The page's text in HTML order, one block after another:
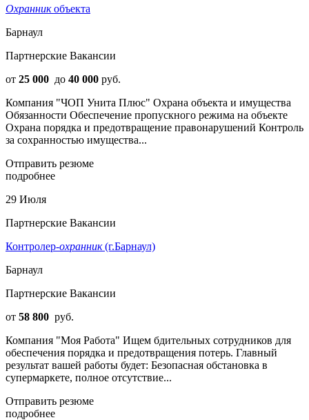
Охранникобъекта
Барнаул
Партнерские Вакансии
от 25 000 до 40 000 руб.
Компания "ЧОП Унита Плюс" Охрана объекта и имущества
Обязанности Обеспечение пропускного режима на объекте
Охрана порядка и предотвращение правонарушений Контроль
за сохранностью имущества...
Отправить резюме
подробнее
29 Июля
Партнерские Вакансии
Контролер-охранник(г.Барнаул)
Барнаул
Партнерские Вакансии
от 58 800 руб.
Компания "Моя Работа" Ищем бдительных сотрудников для
обеспечения порядка и предотвращения потерь. Главный
результат вашей работы будет: Безопасная обстановка в
супермаркете, полное отсутствие...
Отправить резюме
подробнее